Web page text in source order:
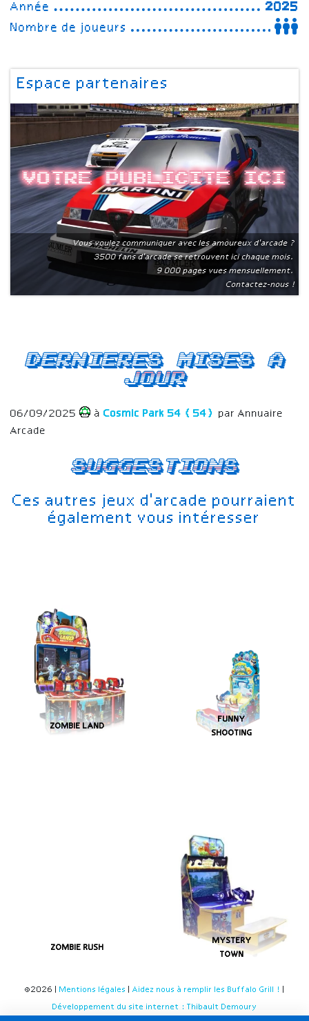
Année
2025
Nombre de joueurs
Espace partenaires
Votre publicite ici
Vous voulez communiquer avec les amoureux d'arcade ?
3500 fans d'arcade se retrouvent ici chaque mois.
9 000 pages vues mensuellement.
Contactez-nous !
Suggestions
Ces autres jeux d'arcade pourraient
également vous intéresser
ZOMBIE LAND
FUNNY
SHOOTING
ZOMBIE RUSH
MYSTERY
TOWN
Dernieres mises a
jour
06/09/2025 à Cosmic Park 54 (54)
par Annuaire
Arcade
©2026 | Mentions légales Aidez nous à remplir les Buffalo Grill !
Développement du site internet : Thibault Demoury